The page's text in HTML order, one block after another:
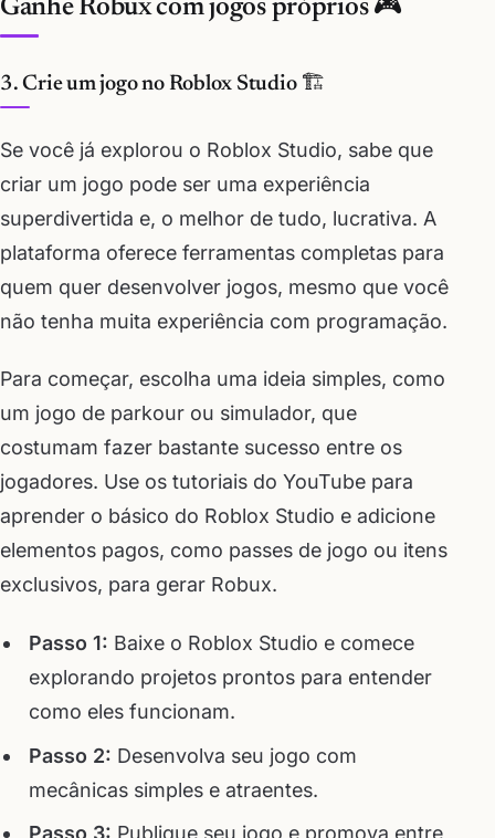
Ganhe Robux com jogos próprios 🎮
3. Crie um jogo no Roblox Studio 🏗️
Se você já explorou o Roblox Studio, sabe que
criar um jogo pode ser uma experiência
superdivertida e, o melhor de tudo, lucrativa. A
plataforma oferece ferramentas completas para
quem quer desenvolver jogos, mesmo que você
não tenha muita experiência com programação.
Para começar, escolha uma ideia simples, como
um jogo de parkour ou simulador, que
costumam fazer bastante sucesso entre os
jogadores. Use os tutoriais do YouTube para
aprender o básico do Roblox Studio e adicione
elementos pagos, como passes de jogo ou itens
exclusivos, para gerar Robux.
Passo 1: Baixe o Roblox Studio e comece
explorando projetos prontos para entender
como eles funcionam.
Passo 2: Desenvolva seu jogo com
mecânicas simples e atraentes.